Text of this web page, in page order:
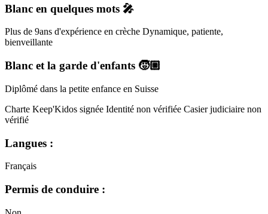
Blanc en quelques mots 🎤
Plus de 9ans d'expérience en crèche Dynamique, patiente,
bienveillante
Blanc et la garde d'enfants 🧒🏼
Diplômé dans la petite enfance en Suisse
Charte Keep'Kidos signée Identité non vérifiée Casier judiciaire non
vérifié
Langues :
Français
Permis de conduire :